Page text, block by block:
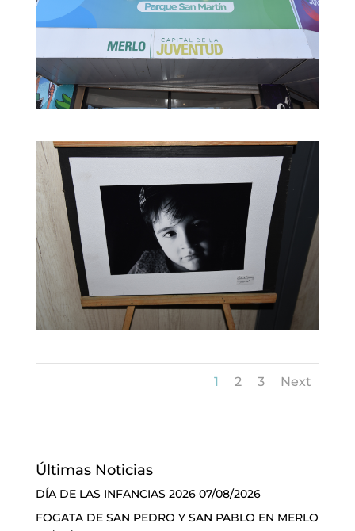
1 2 3 Next
Últimas Noticias
DÍA DE LAS INFANCIAS 2026 07/08/2026
FOGATA DE SAN PEDRO Y SAN PABLO EN MERLO